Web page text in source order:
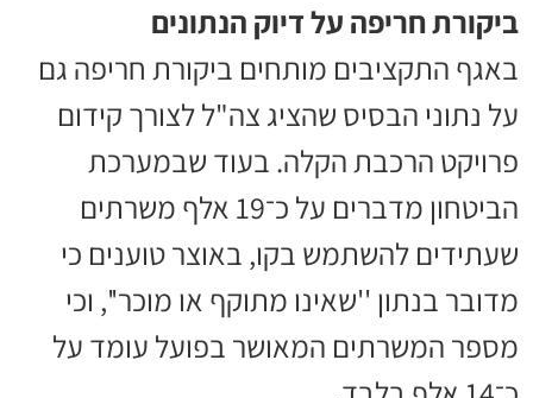
ביקורת חריפה על דיוק הנתונים
באגף התקציבים מותחים ביקורת חריפה גם
על נתוני הבסיס שהציג צה"ל לצורך קידום
פרויקט הרכבת הקלה. בעוד שבמערכת
הביטחון מדברים על כ־19 אלף משרתים
שעתידים להשתמש בקו, באוצר טוענים כי
מדובר בנתון ''שאינו מתוקף או מוכר'', וכי
מספר המשרתים המאושר בפועל עומד על